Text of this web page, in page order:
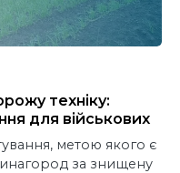
техніку:
для військових
метою якого є
за знищену